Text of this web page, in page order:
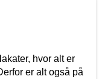
hvor alt er
er alt også på